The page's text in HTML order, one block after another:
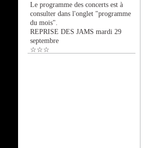
Le programme des concerts est à
consulter dans l'onglet "programme
du mois".
REPRISE DES JAMS mardi 29
septembre
☆☆☆